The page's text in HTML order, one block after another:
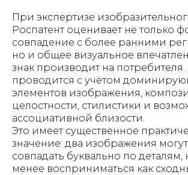
При экспертизе
Роспатент оценивает не только
совпадение с более ранними
но и общее визуальное
знак производит на
проводится с учётом
элементов изображения,
целостности, стилистики и
ассоциативной близости.
Это имеет существенное
значение: два изображения
совпадать буквально по деталям,
менее восприниматься как